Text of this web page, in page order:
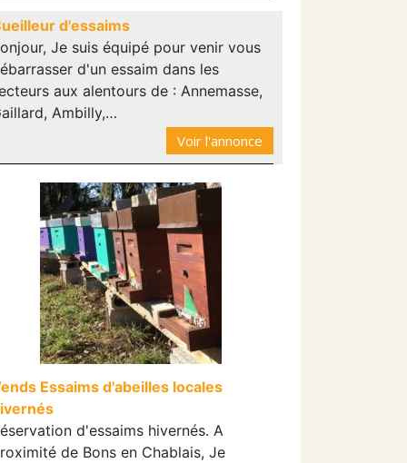
d'essaims
Je suis équipé pour venir vous
d'un essaim dans les
aux alentours de : Annemasse,
Ambilly,…
Voir l'annonce
Essaims d'abeilles locales
d'essaims hivernés. A
de Bons en Chablais, Je